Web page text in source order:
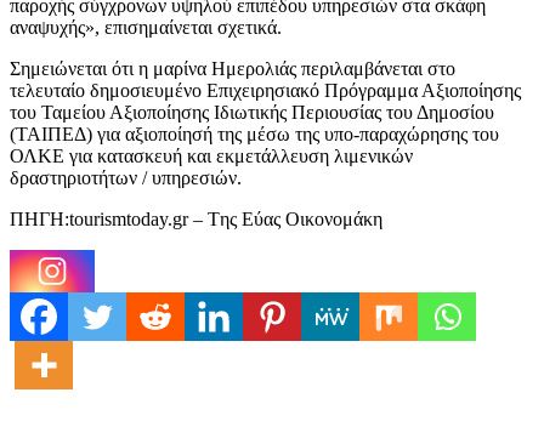
παροχής σύγχρονων υψηλού επιπέδου υπηρεσιών στα σκάφη
αναψυχής», επισημαίνεται σχετικά.
Σημειώνεται ότι η μαρίνα Ημερολιάς περιλαμβάνεται στο
τελευταίο δημοσιευμένο Επιχειρησιακό Πρόγραμμα Αξιοποίησης
του Ταμείου Αξιοποίησης Ιδιωτικής Περιουσίας του Δημοσίου
(ΤΑΙΠΕΔ) για αξιοποίησή της μέσω της υπο-παραχώρησης του
ΟΛΚΕ για κατασκευή και εκμετάλλευση λιμενικών
δραστηριοτήτων / υπηρεσιών.
ΠΗΓΗ:tourismtoday.gr – Tης Εύας Οικονομάκη